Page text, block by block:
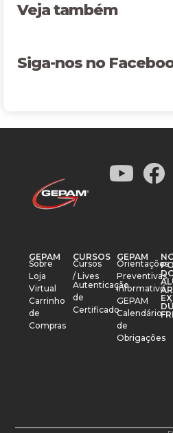
Veja também
Siga-nos no
GEPAM
Sobre
Loja
Virtual
Carrinho
de
Compras
CURSOS
Cursos
/ Lives
Autenticação
de
Certificado
GEPAM
Orientações
Preventivas
Informativo
GEPAM
Calendário
de
Obrigações